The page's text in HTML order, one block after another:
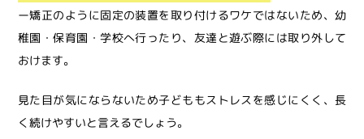
ー矯正のように固定の装置を取り付けるワケではないため、幼
稚園・保育園・学校へ行ったり、友達と遊ぶ際には取り外して
おけます。
見た目が気にならないため子どももストレスを感じにくく、長
く続けやすいと言えるでしょう。